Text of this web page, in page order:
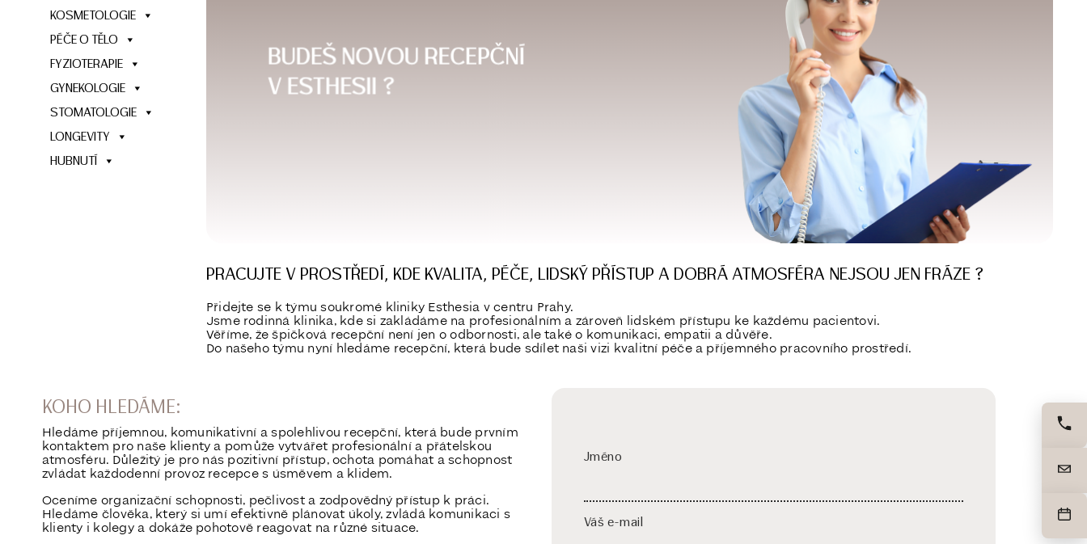
KOSMETOLOGIE
PÉČE O TĚLO
FYZIOTERAPIE
GYNEKOLOGIE
STOMATOLOGIE
LONGEVITY
HUBNUTÍ
PRACUJTE V PROSTŘEDÍ, KDE KVALITA, PÉČE, LIDSKÝ PŘÍSTUP A DOBRÁ ATMOSFÉRA NEJSOU JEN FRÁZE ?
Přidejte se k týmu soukromé kliniky Esthesia v centru Prahy.
Jsme rodinná klinika, kde si zakládáme na profesionálním a zároveň lidském přístupu ke každému pacientovi.
Věříme, že špičková recepční není jen o odbornosti, ale také o komunikaci, empatii a důvěře.
Do našeho týmu nyní hledáme recepční, která bude sdílet naši vizi kvalitní péče a příjemného pracovního prostředí.
KOHO HLEDÁME:
Hledáme příjemnou, komunikativní a spolehlivou recepční, která bude prvním
kontaktem pro naše klienty a pomůže vytvářet profesionální a přátelskou
atmosféru. Důležitý je pro nás pozitivní přístup, ochota pomáhat a schopnost
zvládat každodenní provoz recepce s úsměvem a klidem.
Oceníme organizační schopnosti, pečlivost a zodpovědný přístup k práci.
Hledáme člověka, který si umí efektivně plánovat úkoly, zvládá komunikaci s
klienty i kolegy a dokáže pohotově reagovat na různé situace.
Jméno
Váš e-mail